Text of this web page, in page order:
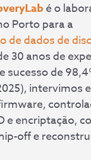
é o
Porto para a
de dados de
30 anos de
sucesso de
intervimos
e encriptação,
off e